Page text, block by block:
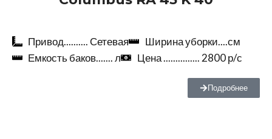
Привод.......... Сетевая
Ширина уборки....см
Емкость баков....... л
Цена ............... 2800 р/с
Подробнее